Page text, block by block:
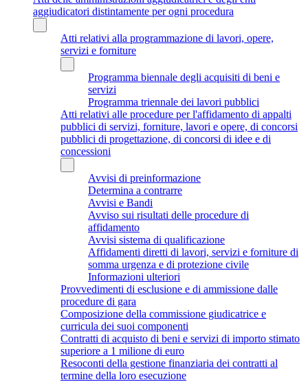
aggiudicatori distintamente per ogni procedura
Atti relativi alla programmazione di lavori, opere,
servizi e forniture
Programma biennale degli acquisiti di beni e
servizi
Programma triennale dei lavori pubblici
Atti relativi alle procedure per l'affidamento di appalti
pubblici di servizi, forniture, lavori e opere, di concorsi
pubblici di progettazione, di concorsi di idee e di
concessioni
Avvisi di preinformazione
Determina a contrarre
Avvisi e Bandi
Avviso sui risultati delle procedure di
affidamento
Avvisi sistema di qualificazione
Affidamenti diretti di lavori, servizi e forniture di
somma urgenza e di protezione civile
Informazioni ulteriori
Provvedimenti di esclusione e di ammissione dalle
procedure di gara
Composizione della commissione giudicatrice e
curricula dei suoi componenti
Contratti di acquisto di beni e servizi di importo stimato
superiore a 1 milione di euro
Resoconti della gestione finanziaria dei contratti al
termine della loro esecuzione